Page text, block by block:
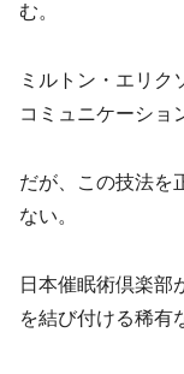
む。
ミルトン・エリク
コミュニケーショ
だが、この技法を
ない。
日本催眠術倶楽部
を結び付ける稀有